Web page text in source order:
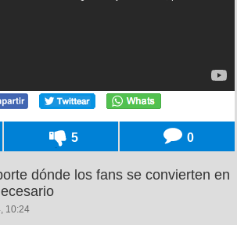
5 0
dónde los fans se convierten en
10:24